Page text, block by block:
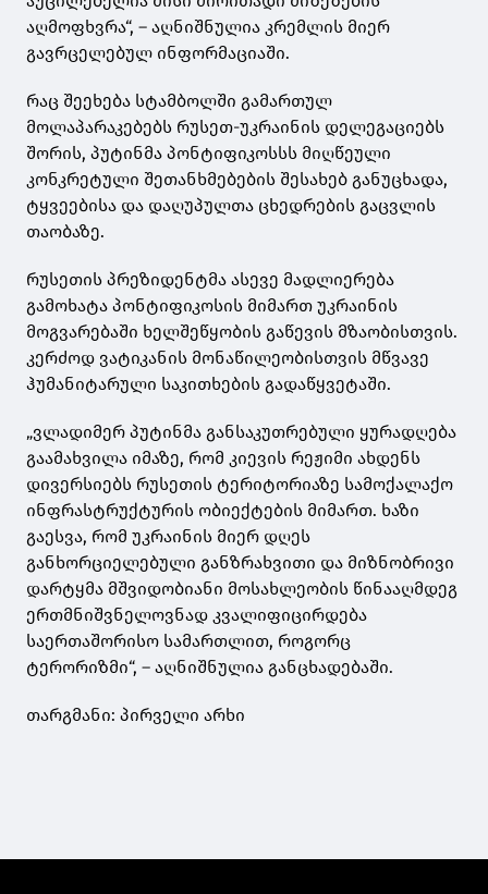
აღმოფხვრა“, – აღნიშნულია კრემლის მიერ
გავრცელებულ ინფორმაციაში.
რაც შეეხება სტამბოლში გამართულ
მოლაპარაკებებს რუსეთ-უკრაინის დელეგაციებს
შორის, პუტინმა პონტიფიკოსსს მიღწეული
კონკრეტული შეთანხმებების შესახებ განუცხადა,
ტყვეებისა და დაღუპულთა ცხედრების გაცვლის
თაობაზე.
რუსეთის პრეზიდენტმა ასევე მადლიერება
გამოხატა პონტიფიკოსის მიმართ უკრაინის
მოგვარებაში ხელშეწყობის გაწევის მზაობისთვის.
კერძოდ ვატიკანის მონაწილეობისთვის მწვავე
ჰუმანიტარული საკითხების გადაწყვეტაში.
„ვლადიმერ პუტინმა განსაკუთრებული ყურადღება
გაამახვილა იმაზე, რომ კიევის რეჟიმი ახდენს
დივერსიებს რუსეთის ტერიტორიაზე სამოქალაქო
ინფრასტრუქტურის ობიექტების მიმართ. ხაზი
გაესვა, რომ უკრაინის მიერ დღეს
განხორციელებული განზრახვითი და მიზნობრივი
დარტყმა მშვიდობიანი მოსახლეობის წინააღმდეგ
ერთმნიშვნელოვნად კვალიფიცირდება
საერთაშორისო სამართლით, როგორც
ტერორიზმი“, – აღნიშნულია განცხადებაში.
თარგმანი: პირველი არხი